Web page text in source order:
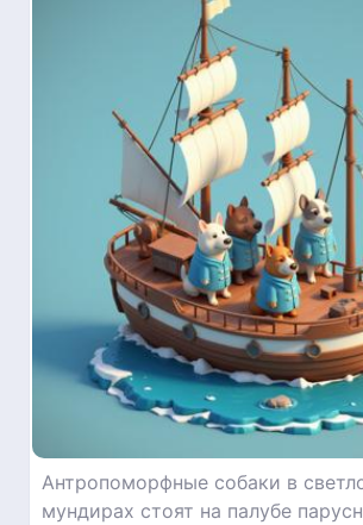
Антропоморфные собаки в
мундирах стоят на палубе